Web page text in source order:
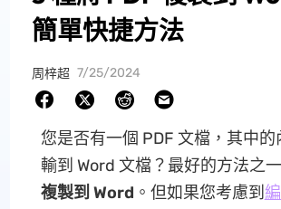
簡單快捷方法
周梓超 7/25/2024
您是否有一個 PDF 文檔，其中
輸到 Word 文檔？最好的方法之
複製到 Word 。但如果您考慮到